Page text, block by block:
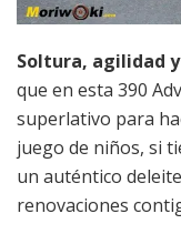
Soltura, agilidad
que en esta 390
superlativo para
juego de niños, si
un auténtico
renovaciones